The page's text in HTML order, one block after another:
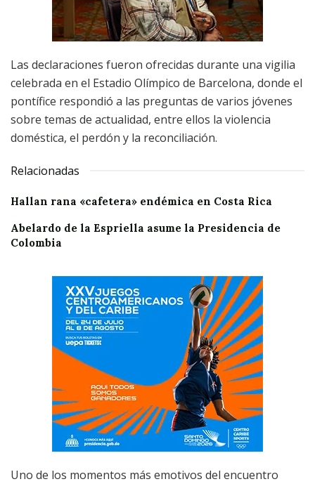
Las declaraciones fueron ofrecidas durante una vigilia
celebrada en el Estadio Olímpico de Barcelona, donde el
pontífice respondió a las preguntas de varios jóvenes
sobre temas de actualidad, entre ellos la violencia
doméstica, el perdón y la reconciliación.
Relacionadas
Hallan rana «cafetera» endémica en Costa Rica
Abelardo de la Espriella asume la Presidencia de
Colombia
Uno de los momentos más emotivos del encuentro